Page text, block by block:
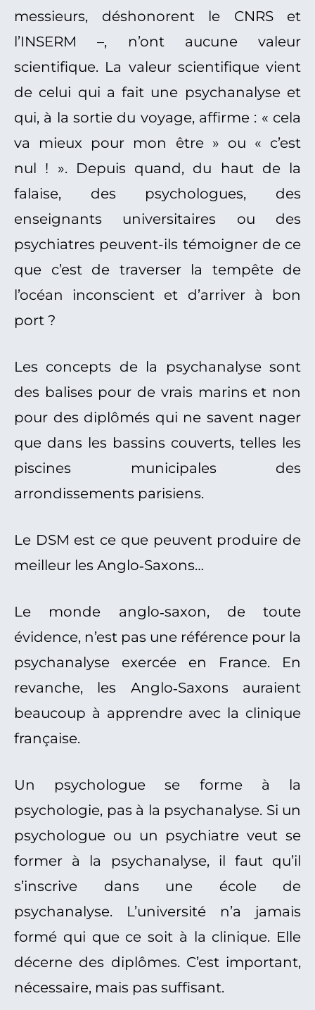
messieurs, déshonorent le CNRS et
l’INSERM –, n’ont aucune valeur
scientifique. La valeur scientifique vient
de celui qui a fait une psychanalyse et
qui, à la sortie du voyage, affirme : « cela
va mieux pour mon être » ou « c’est
nul ! ». Depuis quand, du haut de la
falaise, des psychologues, des
enseignants universitaires ou des
psychiatres peuvent-ils témoigner de ce
que c’est de traverser la tempête de
l’océan inconscient et d’arriver à bon
port ?
Les concepts de la psychanalyse sont
des balises pour de vrais marins et non
pour des diplômés qui ne savent nager
que dans les bassins couverts, telles les
piscines municipales des
arrondissements parisiens.
Le DSM est ce que peuvent produire de
meilleur les Anglo‑Saxons…
Le monde anglo‑saxon, de toute
évidence, n’est pas une référence pour la
psychanalyse exercée en France. En
revanche, les Anglo‑Saxons auraient
beaucoup à apprendre avec la clinique
française.
Un psychologue se forme à la
psychologie, pas à la psychanalyse. Si un
psychologue ou un psychiatre veut se
former à la psychanalyse, il faut qu’il
s’inscrive dans une école de
psychanalyse. L’université n’a jamais
formé qui que ce soit à la clinique. Elle
décerne des diplômes. C’est important,
nécessaire, mais pas suffisant.